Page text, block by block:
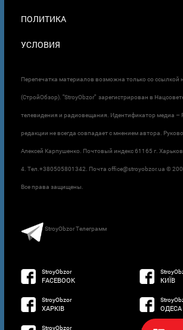
ПОЛИТИКА
УСЛОВИЯ
Перепечатка материалов возможна только со ссылкой
(СтройОбзор). "StroyObzor" зарегистрирован в
телевидения и радиовещания. Идентификатор медиа –
редакции не всегда совпадает с мнением автора.
Алексей Карпушенко. Почтовый индекс 61165 г.
4. Тел.+380505801342. Почта office@stroyobzor.ua ©
Все права защищены.
StroyObzor Телеграмм
StroyObzor
FACEBOOK КИЇВ
StroyObzor
ХАРКІВ ОДЕСА
StroyObzor